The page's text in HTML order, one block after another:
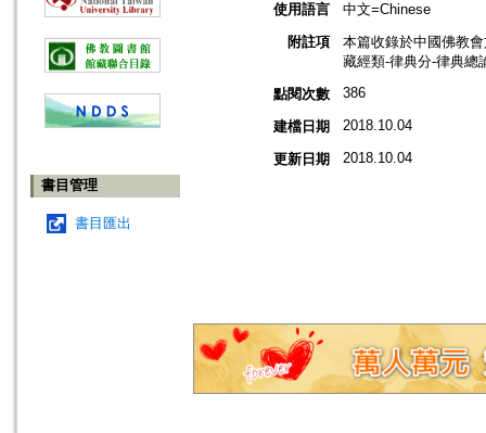
書目管理
書目匯出
使用語言
中文=Chinese
附註項
本篇收錄於中國佛教
藏經類-律典分-律典總
點閱次數
386
建檔日期 2018.10.04
更新日期 2018.10.04